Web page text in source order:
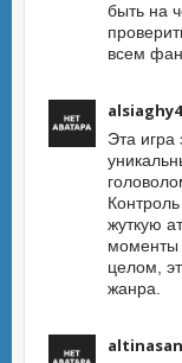
быть на
всем
Эта игра
жуткую
моменты
целом,
жанра.